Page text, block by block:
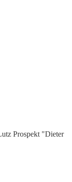
Prospekt "Dieter